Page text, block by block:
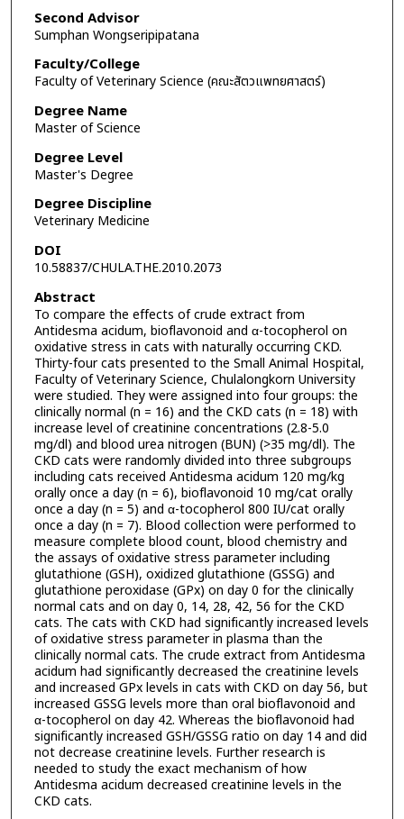
Second Advisor
Sumphan Wongseripipatana
Faculty/College
Faculty of Veterinary Science (คณะสัตวแพทยศาสตร์)
Degree Name
Master of Science
Degree Level
Master's Degree
Degree Discipline
Veterinary Medicine
DOI
10.58837/CHULA.THE.2010.2073
Abstract
To compare the effects of crude extract from
Antidesma acidum, bioflavonoid and α-tocopherol on
oxidative stress in cats with naturally occurring CKD.
Thirty-four cats presented to the Small Animal Hospital,
Faculty of Veterinary Science, Chulalongkorn University
were studied. They were assigned into four groups: the
clinically normal (n = 16) and the CKD cats (n = 18) with
increase level of creatinine concentrations (2.8-5.0
mg/dl) and blood urea nitrogen (BUN) (>35 mg/dl). The
CKD cats were randomly divided into three subgroups
including cats received Antidesma acidum 120 mg/kg
orally once a day (n = 6), bioflavonoid 10 mg/cat orally
once a day (n = 5) and α-tocopherol 800 IU/cat orally
once a day (n = 7). Blood collection were performed to
measure complete blood count, blood chemistry and
the assays of oxidative stress parameter including
glutathione (GSH), oxidized glutathione (GSSG) and
glutathione peroxidase (GPx) on day 0 for the clinically
normal cats and on day 0, 14, 28, 42, 56 for the CKD
cats. The cats with CKD had significantly increased levels
of oxidative stress parameter in plasma than the
clinically normal cats. The crude extract from Antidesma
acidum had significantly decreased the creatinine levels
and increased GPx levels in cats with CKD on day 56, but
increased GSSG levels more than oral bioflavonoid and
α-tocopherol on day 42. Whereas the bioflavonoid had
significantly increased GSH/GSSG ratio on day 14 and did
not decrease creatinine levels. Further research is
needed to study the exact mechanism of how
Antidesma acidum decreased creatinine levels in the
CKD cats.